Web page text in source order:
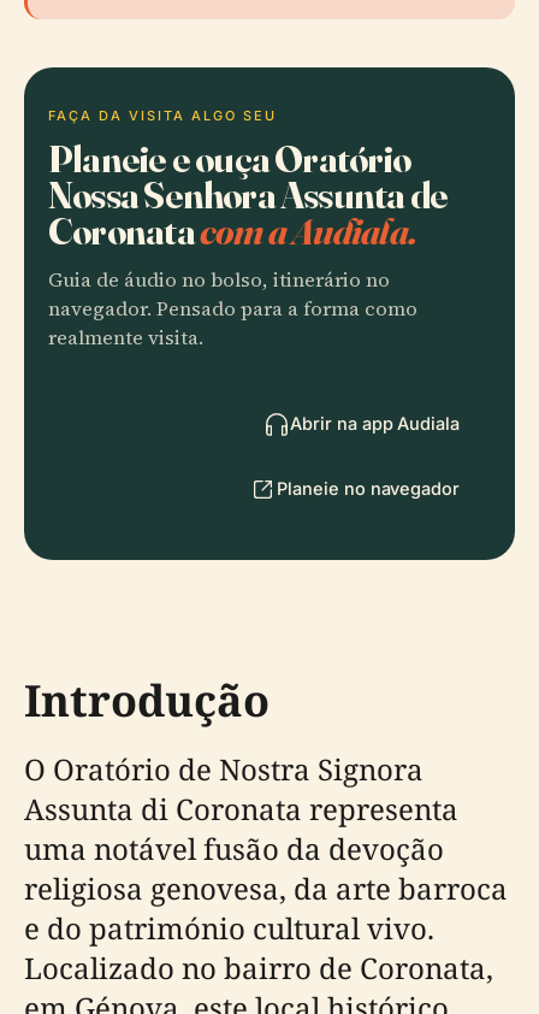
FAÇA DA VISITA ALGO SEU
Planeie e ouça Oratório
Nossa Senhora Assunta de
Coronatacom a Audiala.
Guia de áudio no bolso, itinerário no
navegador. Pensado para a forma como
realmente visita.
Abrir na app Audiala
Planeie no navegador
Introdução
O Oratório de Nostra Signora
Assunta di Coronata representa
uma notável fusão da devoção
religiosa genovesa, da arte barroca
e do património cultural vivo.
Localizado no bairro de Coronata,